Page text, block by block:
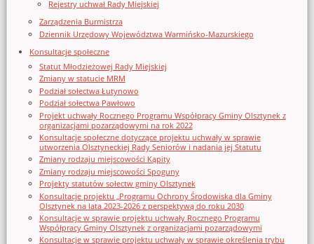
Rejestry uchwał Rady Miejskiej
Zarządzenia Burmistrza
Dziennik Urzędowy Województwa Warmińsko-Mazurskiego
Konsultacje społeczne
Statut Młodzieżowej Rady Miejskiej
Zmiany w statucie MRM
Podział sołectwa Łutynowo
Podział sołectwa Pawłowo
Projekt uchwały Rocznego Programu Współpracy Gminy Olsztynek z
organizacjami pozarządowymi na rok 2022
Konsultacje społeczne dotyczące projektu uchwały w sprawie
utworzenia Olsztyneckiej Rady Seniorów i nadania jej Statutu
Zmiany rodzaju miejscowości Kąpity
Zmiany rodzaju miejscowości Spoguny
Projekty statutów sołectw gminy Olsztynek
Konsultacje projektu „Programu Ochrony Środowiska dla Gminy
Olsztynek na lata 2023-2026 z perspektywą do roku 2030
Konsultacje w sprawie projektu uchwały Rocznego Programu
Współpracy Gminy Olsztynek z organizacjami pozarządowymi
Konsultacje w sprawie projektu uchwały w sprawie określenia trybu